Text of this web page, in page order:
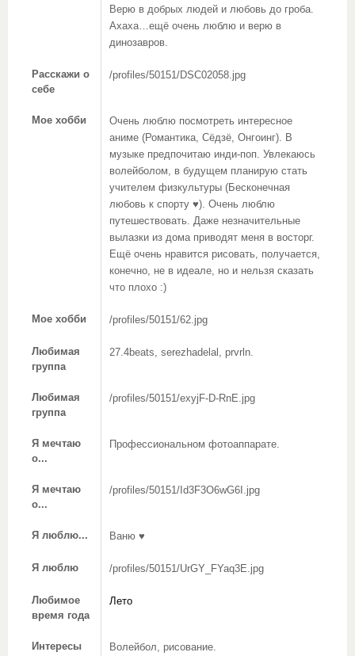
Верю в добрых людей и любовь до гроба.
Ахаха…ещё очень люблю и верю в
динозавров.
Расскажи о
себе
/profiles/50151/DSC02058.jpg
Мое хобби
Очень люблю посмотреть интересное
аниме (Романтика, Сёдзё, Онгоинг). В
музыке предпочитаю инди-поп. Увлекаюсь
волейболом, в будущем планирую стать
учителем физкультуры (Бесконечная
любовь к спорту ♥). Очень люблю
путешествовать. Даже незначительные
вылазки из дома приводят меня в восторг.
Ещё очень нравится рисовать, получается,
конечно, не в идеале, но и нельзя сказать
что плохо :)
Мое хобби /profiles/50151/62.jpg
Любимая
группа
27.4beats, serezhadelal, prvrln.
Любимая
группа
/profiles/50151/exyjF-D-RnE.jpg
Я мечтаю
о...
Профессиональном фотоаппарате.
Я мечтаю
о...
/profiles/50151/Id3F3O6wG6I.jpg
Я люблю... Ваню ♥
Я люблю /profiles/50151/UrGY_FYaq3E.jpg
Любимое
время года
Лето
Интересы Волейбол, рисование.